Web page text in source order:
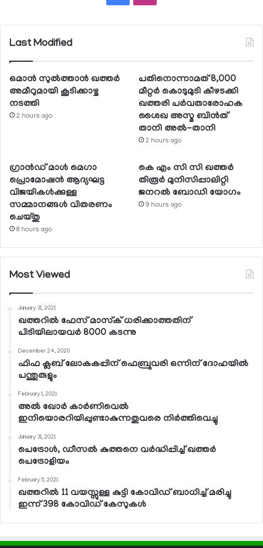
Last Modified
ഒമാന്‍ സുല്‍ത്താന്‍ ഖത്തര്‍
അമീറുമായി കൂടിക്കാഴ്ച
നടത്തി
2 hours ago
പതിനൊന്നാമത് 8,000
മീറ്റര്‍ കൊടുമുടി കീഴടക്കി
ഖത്തരി പര്‍വതാരോഹക
ശൈഖ അസ്മ ബിന്‍ത്
താനി അല്‍-താനി
2 hours ago
ഗ്രാന്‍ഡ് മാള്‍ മെഗാ
പ്രൊമോഷന്‍ ആദ്യഘട്ട
വിജയികള്‍ക്കുള്ള
സമ്മാനങ്ങള്‍ വിതരണം
ചെയ്തു
8 hours ago
കെ എം സി സി ഖത്തര്‍
തിരൂര്‍ മുനിസിപ്പാലിറ്റി
ജനറല്‍ ബോഡി യോഗം
9 hours ago
Most Viewed
January 31, 2021
ഖത്തറില്‍ ഫേസ് മാസ്‌ക് ധരിക്കാത്തതിന്
പിടിയിലായവര്‍ 8000 കടന്നു
December 24, 2020
ഫിഫ ക്ലബ് ലോകകപ്പിന് ഫെബ്രുവരി ഒന്നിന് ദോഹയില്‍
പന്തുരുളും
February 1, 2021
അല്‍ ഖോര്‍ കാര്‍ണിവെല്‍
ഇനിയൊരറിയിപ്പുണ്ടാകുന്നതുവരെ നിര്‍ത്തിവെച്ചു
January 31, 2021
പെട്രോള്‍, ഡീസല്‍ കുത്തനെ വര്‍ദ്ധിപ്പിച്ച് ഖത്തര്‍
പെട്രോളിയം
February 5, 2021
ഖത്തറില്‍ 11 വയസ്സുള്ള കുട്ടി കോവിഡ് ബാധിച്ച് മരിച്ചു
ഇന്ന് 398 കോവിഡ് കേസുകള്‍